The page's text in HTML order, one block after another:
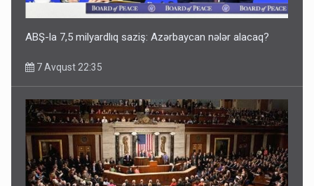
ABŞ-la 7,5 milyardlıq saziş: Azərbaycan nələr alacaq?
7 Avqust 22:35